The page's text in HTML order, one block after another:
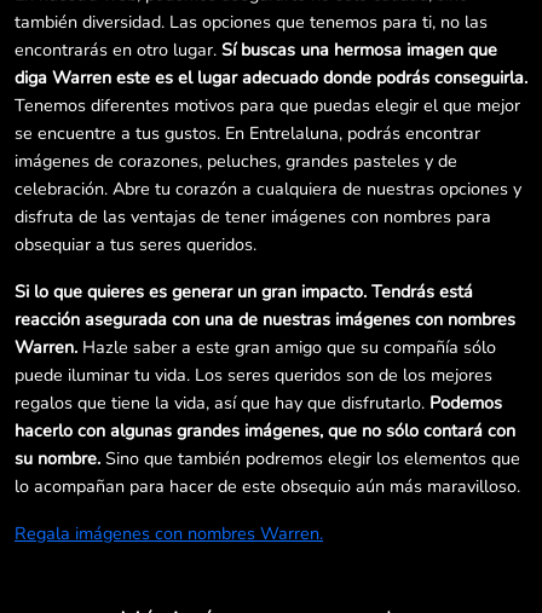
también diversidad. Las opciones que tenemos para ti, no las
encontrarás en otro lugar. Sí buscas una hermosa imagen que
diga Warren este es el lugar adecuado donde podrás conseguirla.
Tenemos diferentes motivos para que puedas elegir el que mejor
se encuentre a tus gustos. En Entrelaluna, podrás encontrar
imágenes de corazones, peluches, grandes pasteles y de
celebración. Abre tu corazón a cualquiera de nuestras opciones y
disfruta de las ventajas de tener imágenes con nombres para
obsequiar a tus seres queridos.
Si lo que quieres es generar un gran impacto. Tendrás está
reacción asegurada con una de nuestras imágenes con nombres
Warren. Hazle saber a este gran amigo que su compañía sólo
puede iluminar tu vida. Los seres queridos son de los mejores
regalos que tiene la vida, así que hay que disfrutarlo. Podemos
hacerlo con algunas grandes imágenes, que no sólo contará con
su nombre. Sino que también podremos elegir los elementos que
lo acompañan para hacer de este obsequio aún más maravilloso.
Regala imágenes con nombres Warren.